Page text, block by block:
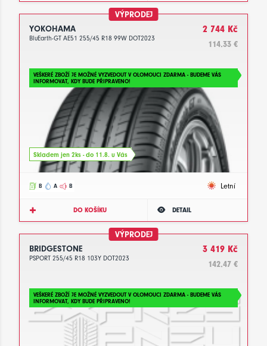
VÝPRODEJ
YOKOHAMA
BluEarth-GT AE51 255/45 R18 99W DOT2023
2 744 Kč
114.33 €
VEŠKERÉ ZBOŽÍ JE MOŽNÉ VYZVEDOUT V OLOMOUCI ZDARMA - BUDEME VÁS
INFORMOVAT, KDY BUDE PŘIPRAVENO!
Skladem jen 2ks - do 11.8. u Vás
B A B Letní
DO KOŠÍKU DETAIL
VÝPRODEJ
BRIDGESTONE
PSPORT 255/45 R18 103Y DOT2023
3 419 Kč
142.47 €
VEŠKERÉ ZBOŽÍ JE MOŽNÉ VYZVEDOUT V OLOMOUCI ZDARMA - BUDEME VÁS
INFORMOVAT, KDY BUDE PŘIPRAVENO!